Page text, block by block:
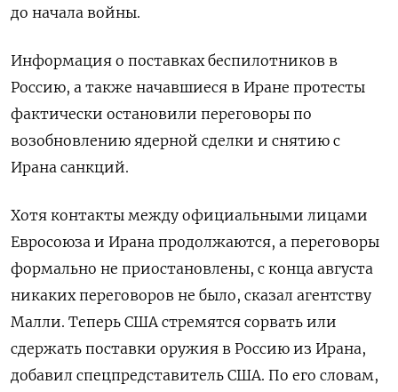
до начала войны.
Информация о поставках беспилотников в
Россию, а также начавшиеся в Иране протесты
фактически остановили переговоры по
возобновлению ядерной сделки и снятию с
Ирана санкций.
Хотя контакты между официальными лицами
Евросоюза и Ирана продолжаются, а переговоры
формально не приостановлены, с конца августа
никаких переговоров не было, сказал агентству
Малли. Теперь США стремятся сорвать или
сдержать поставки оружия в Россию из Ирана,
добавил спецпредставитель США. По его словам,